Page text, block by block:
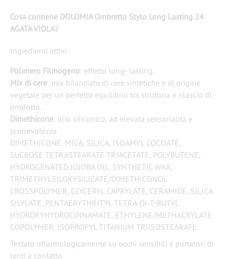
Cosa contiene DOLOMIA Ombretto Stylo Long Lasting 24
AGATA VIOLA?
Ingredienti attivi:
Polimero Filmogeno: effetto long- lasting.
Mix di cere: mix bilanciato di cere sintetiche e di origine
vegetale per un perfetto equilibrio tra struttura e rilascio di
prodotto.
Dimethicone: olio siliconico, ad elevata sensorialità e
scorrevolezza
DIMETHICONE, MICA, SILICA, ISOAMYL COCOATE,
SUCROSE TETRASTEARATE TRIACETATE, POLYBUTENE,
HYDROGENATED JOJOBA OIL, SYNTHETIC WAX,
TRIMETHYLSILOXYSILICATE/DIMETHICONOL
CROSSPOLYMER, GLYCERYL CAPRYLATE, CERAMIDE, SILICA
SILYLATE, PENTAERYTHRITYL TETRA-DI-T-BUTYL
HYDROXYHYDROCINNAMATE, ETHYLENE/METHACRYLATE
COPOLYMER, ISOPROPYL TITANIUM TRIISOSTEARATE.
Testato oftalmologicamente su occhi sensibili e portatori di
lenti a contatto